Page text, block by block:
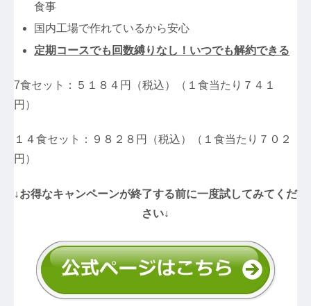
食事
国内工場で作れているから安心
定期コースでも回数縛りなし！いつでも解約できる
7食セット：５１８４円（税込）（１食当たり７４１
円）
１４食セット：９８２８円（税込）（１食当たり７０２
円）
↓お得なキャンペーンが終了する前に一度試してみてくだ
さい↓